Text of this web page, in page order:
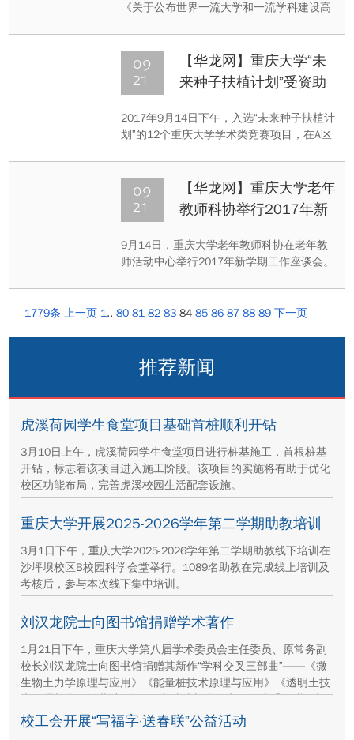
《关于公布世界一流大学和一流学科建设高
单。其中，我市重庆大学入选世界一流大学
建设高校，西南大学入选世界一流学科建设
09
21
【华龙网】重庆大学“未
来种子扶植计划”受资助
2017年9月14日下午，入选“未来种子扶植计
划”的12个重庆大学学术类竞赛项目，在A区
09
21
【华龙网】重庆大学老年
教师科协举行2017年新
9月14日，重庆大学老年教师科协在老年教
师活动中心举行2017年新学期工作座谈会。
1779条 上一页 1..80 81 82 83 84 85 86 87 88 89 下一页
推荐新闻
虎溪荷园学生食堂项目基础首桩顺利开钻
3月10日上午，虎溪荷园学生食堂项目进行桩基施工，首根桩基
开钻，标志着该项目进入施工阶段。该项目的实施将有助于优化
校区功能布局，完善虎溪校园生活配套设施。
重庆大学开展2025-2026学年第二学期助教培训
3月1日下午，重庆大学2025-2026学年第二学期助教线下培训在
沙坪坝校区B校园科学会堂举行。1089名助教在完成线上培训及
考核后，参与本次线下集中培训。
刘汉龙院士向图书馆捐赠学术著作
1月21日下午，重庆大学第八届学术委员会主任委员、原常务副
校长刘汉龙院士向图书馆捐赠其新作“学科交叉三部曲”——《微
生物土力学原理与应用》《能量桩技术原理与应用》《透明土技
术原理与应用》共计2套，图书馆馆长魏群义现场接受捐赠，并
向刘汉龙院士回赠收藏证书。
校工会开展“写福字·送春联”公益活动